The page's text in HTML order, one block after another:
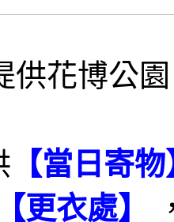
供花博公
【當日寄
【更衣處】